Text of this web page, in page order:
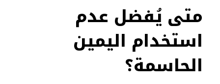
متى يُفضل عدم
استخدام اليمين
الحاسمة؟